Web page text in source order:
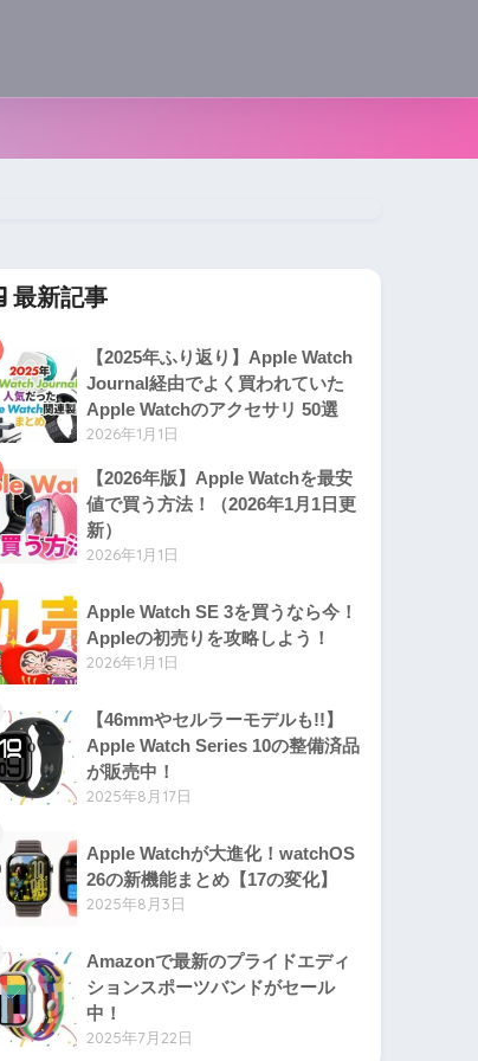
最新記事
【2025年ふり返り】Apple Watch
Journal経由でよく買われていた
Apple Watchのアクセサリ 50選
2026年1月1日
【2026年版】Apple Watchを最安
値で買う方法！（2026年1月1日更
新）
2026年1月1日
Apple Watch SE 3を買うなら今！
Appleの初売りを攻略しよう！
2026年1月1日
【46mmやセルラーモデルも!!】
Apple Watch Series 10の整備済品
が販売中！
2025年8月17日
Apple Watchが大進化！watchOS
26の新機能まとめ【17の変化】
2025年8月3日
Amazonで最新のプライドエディ
ションスポーツバンドがセール
中！
2025年7月22日